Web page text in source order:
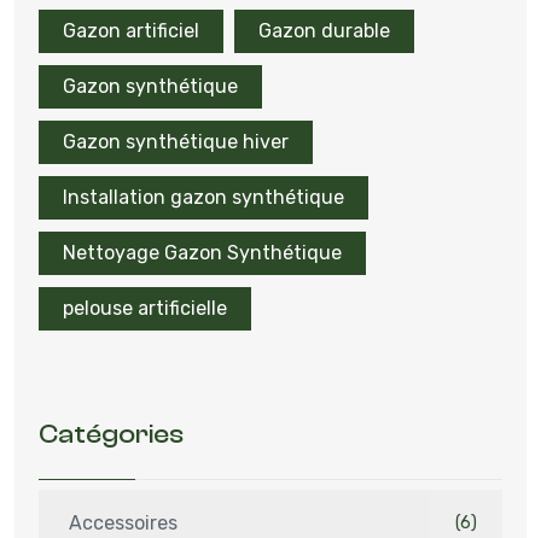
Gazon artificiel Gazon durable
Gazon synthétique
Gazon synthétique hiver
Installation gazon synthétique
Nettoyage Gazon Synthétique
pelouse artificielle
Catégories
Accessoires (6)